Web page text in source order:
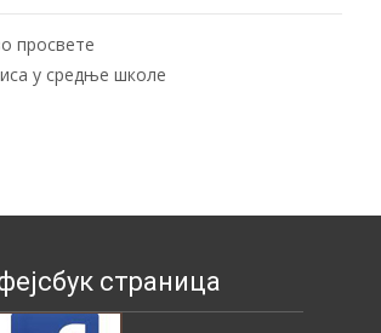
просвете
у средње школе
страница